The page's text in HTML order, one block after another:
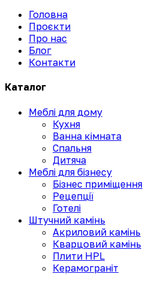
Головна
Проєкти
Про нас
Блог
Контакти
Каталог
Меблі для дому
Кухня
Ванна кімната
Спальня
Дитяча
Меблі для бізнесу
Бізнес приміщення
Рецепції
Готелі
Штучний камінь
Акриловий камінь
Кварцовий камінь
Плити HPL
Керамограніт